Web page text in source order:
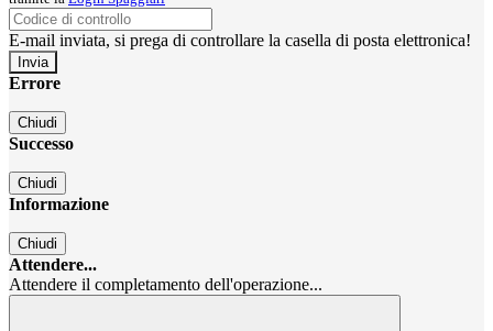
E-mail inviata, si prega di controllare la casella di posta elettronica!
Errore
Chiudi
Successo
Chiudi
Informazione
Chiudi
Attendere...
Attendere il completamento dell'operazione...